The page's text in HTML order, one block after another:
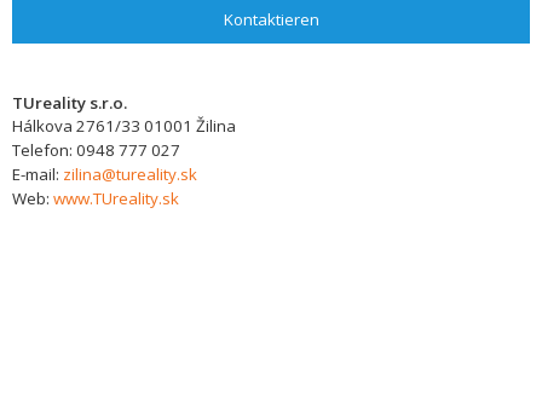
Kontaktieren
TUreality s.r.o.
Hálkova 2761/33 01001 Žilina
Telefon: 0948 777 027
E-mail: zilina@tureality.sk
Web: www.TUreality.sk